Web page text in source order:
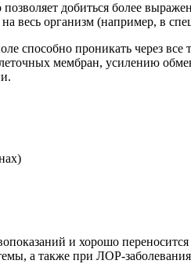
добиться более
весь организм (например, в
способно проникать через
мембран, усилению
и хорошо
а также при ЛОР-